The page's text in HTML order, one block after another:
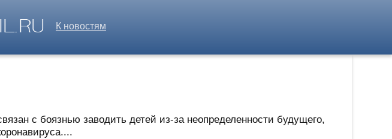
К новостям
с боязнью заводить детей из-за неопределенности будущего,